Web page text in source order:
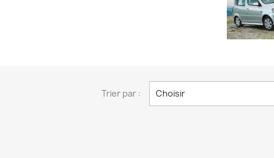
Trier par : Choisir